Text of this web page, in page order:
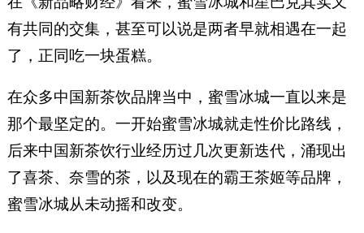
有共同的交集，甚至可以说是两者早就相遇在一起
了，正同吃一块蛋糕。
在众多中国新茶饮品牌当中，蜜雪冰城一直以来是
那个最坚定的。一开始蜜雪冰城就走性价比路线，
后来中国新茶饮行业经历过几次更新迭代，涌现出
了喜茶、奈雪的茶，以及现在的霸王茶姬等品牌，
蜜雪冰城从未动摇和改变。